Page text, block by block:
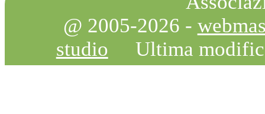
@ 2005-2026 -
studio
Ultima